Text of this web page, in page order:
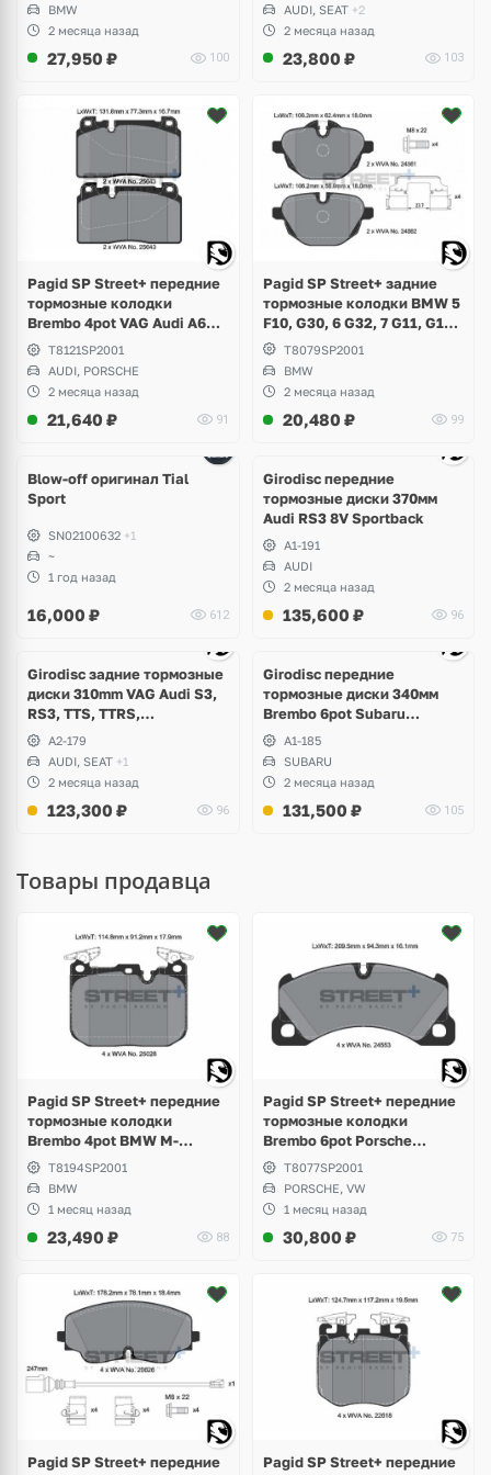
BMW
2 месяца назад
27,950 ₽ 100
Leon, Formentor Cupra
AUDI, SEAT +2
2 месяца назад
23,800 ₽ 103
Pagid SP Street+ передние
тормозные колодки
Brembo 4pot VAG Audi A6
C7, A7, Q5 8R, Porsche
Macan 2.0
T8121SP2001
AUDI, PORSCHE
2 месяца назад
21,640 ₽ 91
Pagid SP Street+ задние
тормозные колодки BMW 5
F10, G30, 6 G32, 7 G11, G12,
X3 F25, G01, X4 F26, G02,
X5 G05, X6 G06, Z4 E89, i8
T8079SP2001
BMW
2 месяца назад
20,480 ₽ 99
Blow-off оригинал Tial
Sport
SN02100632 +1
~
1 год назад
16,000 ₽ 612
Girodisc передние
тормозные диски 370мм
Audi RS3 8V Sportback
A1-191
AUDI
2 месяца назад
135,600 ₽ 96
Girodisc задние тормозные
диски 310mm VAG Audi S3,
RS3, TTS, TTRS,
Volkswagen Golf R, Passat,
Arteon, Tiguan, Seat Leon,
Formentor Cupra
A2-179
AUDI, SEAT +1
2 месяца назад
123,300 ₽ 96
Girodisc передние
тормозные диски 340мм
Brembo 6pot Subaru
Impreza WRX STI Spec-C
A1-185
SUBARU
2 месяца назад
131,500 ₽ 105
Товары продавца
Pagid SP Street+ передние
тормозные колодки
Brembo 4pot BMW M-
Perfomance F-Series, M2
F87, M3 F80, M4 F82
T8194SP2001
BMW
1 месяц назад
23,490 ₽ 88
Pagid SP Street+ передние
тормозные колодки
Brembo 6pot Porsche
Cayenne 955, 957,
Panamera 970, 971,
Volkswagen Touareg GP, NF
T8077SP2001
PORSCHE, VW
1 месяц назад
30,800 ₽ 75
Pagid SP Street+ передние
Pagid SP Street+ передние